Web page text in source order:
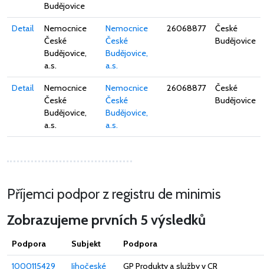
Budějovice
Detail
Nemocnice
České
Budějovice,
a.s.
Nemocnice
České
Budějovice,
a.s.
26068877
České
Budějovice
Detail
Nemocnice
České
Budějovice,
a.s.
Nemocnice
České
Budějovice,
a.s.
26068877
České
Budějovice
Příjemci podpor z registru de minimis
Zobrazujeme prvních 5 výsledků
Podpora Subjekt Podpora
1000115429
Jihočeské
GP Produkty a služby v CR